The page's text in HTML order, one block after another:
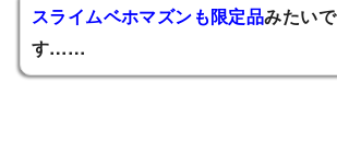
スライムベホマズンも限定品みたいで
す……